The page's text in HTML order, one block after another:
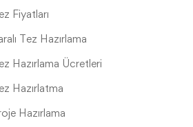
Fiyatları
Tez Hazırlama
Hazırlama Ücretleri
Hazırlatma
Hazırlama